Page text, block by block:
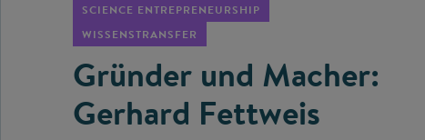
SCIENCE ENTREPRENEURSHIP
WISSENSTRANSFER
Gründer und Macher:
Gerhard Fettweis